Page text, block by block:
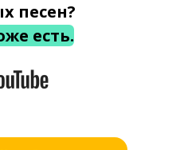
песен?
есть.